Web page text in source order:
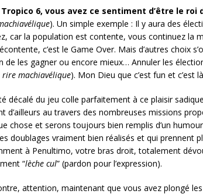
Tropico 6, vous avez ce sentiment d’être le
). Un simple exemple : Il y aura des
car la population est contente, vous continuez la
c’est le Game Over. Mais d’autres choix
de les gagner ou encore mieux… Annuler les
rire machiavélique). Mon Dieu que c’est fun et c’est
décalé du jeu colle parfaitement à ce plaisir
d’ailleurs au travers des nombreuses missions
chose et serons toujours bien remplis d’un
doublages vraiment bien réalisés et qui prennent
à Penultimo, votre bras droit, totalement
“lèche cul” (pardon pour l’expression).
attention, maintenant que vous avez plongé